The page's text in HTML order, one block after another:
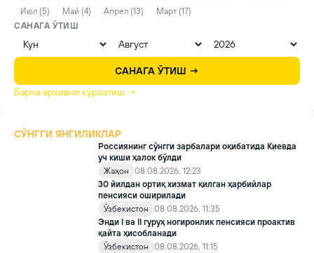
Июл (5)
Май (4) Апрел (13)
Март (17)
САНАГА ЎТИШ
САНАГА ЎТИШ →
Барча архивни кўрсатиш →
СЎНГГИ ЯНГИЛИКЛАР
Россиянинг сўнгги зарбалари оқибатида Киевда
уч киши ҳалок бўлди
Жаҳон
08.08.2026, 12:23
30 йилдан ортиқ хизмат қилган ҳарбийлар
пенсияси оширилади
Ўзбекистон
08.08.2026, 11:35
Энди I ва II гуруҳ ногиронлик пенсияси проактив
қайта ҳисобланади
Ўзбекистон
08.08.2026, 11:15